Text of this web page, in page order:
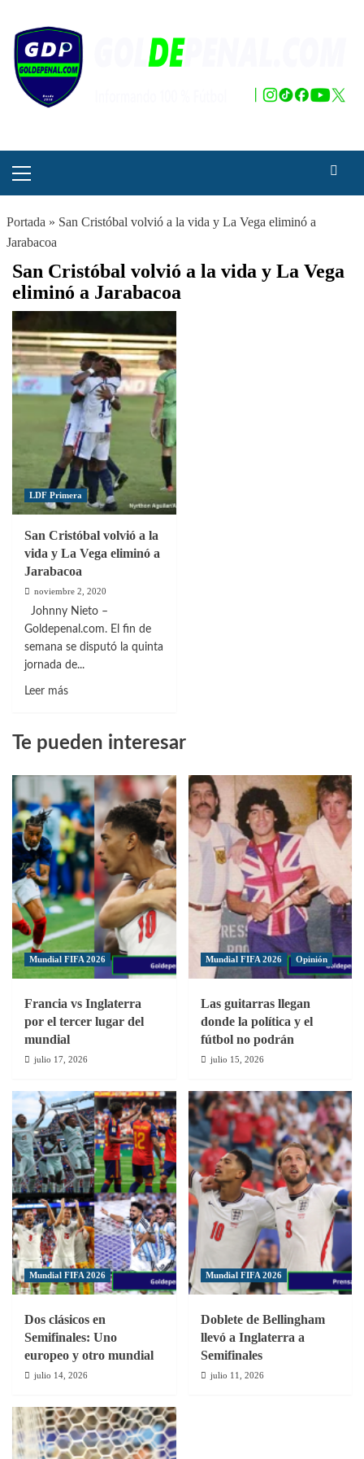
contenido
principal
Portada » San Cristóbal volvió a la vida y La Vega eliminó a
Jarabacoa
San Cristóbal volvió a la vida y La Vega
eliminó a Jarabacoa
LDF Primera
San Cristóbal volvió a la
vida y La Vega eliminó a
Jarabacoa
noviembre 2, 2020
Johnny Nieto –
Goldepenal.com. El fin de
semana se disputó la quinta
jornada de...
Leer másLeer
San
volvió
a
la
vida
y
La
Vega
eliminó
a
Jarabacoa
Te pueden interesar
Mundial FIFA 2026
Francia vs Inglaterra
por el tercer lugar del
mundial
julio 17, 2026
Mundial FIFA 2026 Opinión
Las guitarras llegan
donde la política y el
fútbol no podrán
julio 15, 2026
Mundial FIFA 2026
Dos clásicos en
Semifinales: Uno
europeo y otro mundial
julio 14, 2026
Mundial FIFA 2026
Doblete de Bellingham
llevó a Inglaterra a
Semifinales
julio 11, 2026